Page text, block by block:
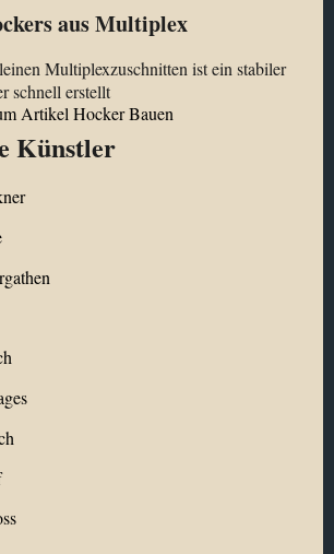
aus Multiplex
Multiplexzuschnitten ist ein stabiler
schnell erstellt
Artikel Hocker Bauen
Künstler